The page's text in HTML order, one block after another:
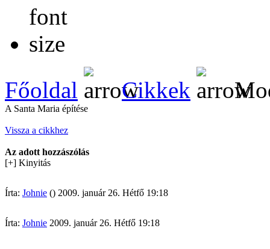
Főoldal Cikkek
A Santa Maria építése
Vissza a cikkhez
Az adott hozzászólás
[+] Kinyitás
Írta: Johnie () 2009. január 26. Hétfő 19:18
Írta: Johnie 2009. január 26. Hétfő 19:18